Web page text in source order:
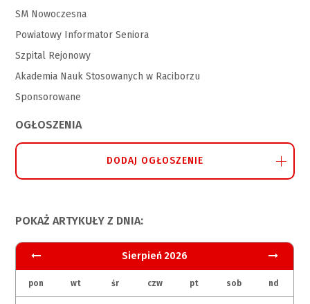
SM Nowoczesna
Powiatowy Informator Seniora
Szpital Rejonowy
Akademia Nauk Stosowanych w Raciborzu
Sponsorowane
OGŁOSZENIA
DODAJ OGŁOSZENIE
POKAŻ ARTYKUŁY Z DNIA:
Sierpień 2026
pon wt śr czw pt sob nd